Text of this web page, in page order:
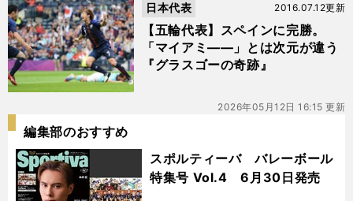
【五輪代表】スペインに完勝。
「マイアミ――」とは次元が違う
『グラスゴーの奇跡』
2016.07.12更新
日本代表
2026年05月12日 16:15 更新
編集部のおすすめ
スポルティーバ バレーボール
特集号 Vol.4 6月30日発売